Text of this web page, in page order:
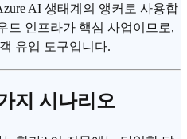
AI 생태계의 앵커로 사용합
드 인프라가 핵심 사업이므로,
유입 도구입니다.
지 시나리오